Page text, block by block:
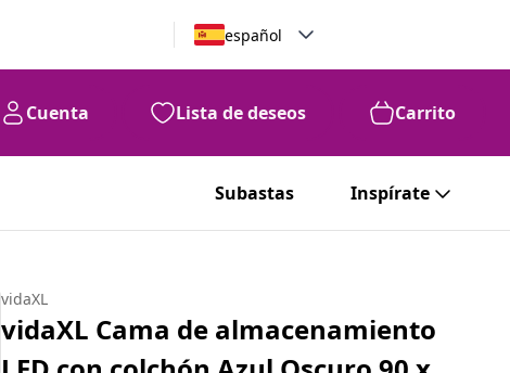
español
Cuenta Lista de deseos Carrito
Subastas Inspírate
vidaXL
vidaXL Cama de almacenamiento